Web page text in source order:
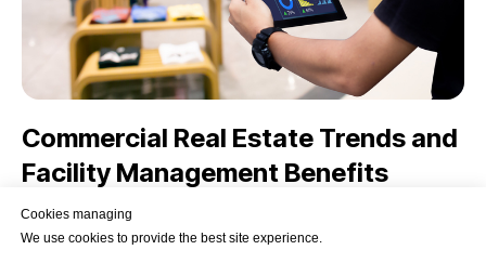
Commercial Real Estate Trends and
Facility Management Benefits
The commercial real estate industry in
Germany is undergoing a transformation,
Cookies managing
We use cookies to provide the best site experience.